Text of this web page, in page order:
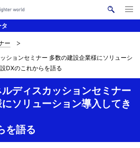
検
メ
ニ
く
ー
ションセミナー 多数の建設企業様にソリューシ
DXのこれからを語る
ディスカッションセミナー
ソリューション導入してき
を語る